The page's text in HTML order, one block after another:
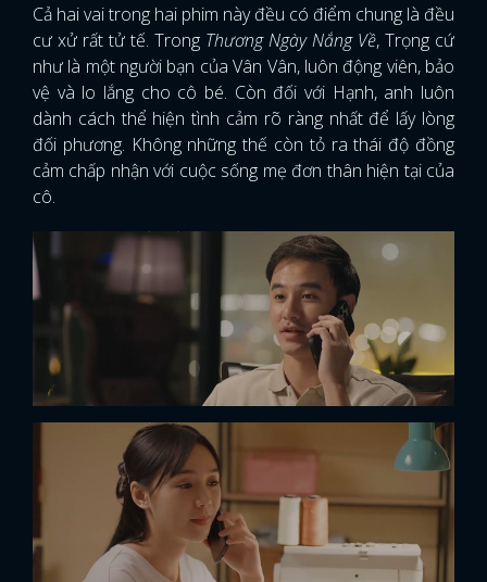
Cả hai vai trong hai phim này đều có điểm chung là đều
cư xử rất tử tế. Trong Thương Ngày Nắng Về, Trọng cứ
như là một người bạn của Vân Vân, luôn động viên, bảo
vệ và lo lắng cho cô bé. Còn đối với Hạnh, anh luôn
dành cách thể hiện tình cảm rõ ràng nhất để lấy lòng
đối phương. Không những thế còn tỏ ra thái độ đồng
cảm chấp nhận với cuộc sống mẹ đơn thân hiện tại của
cô.